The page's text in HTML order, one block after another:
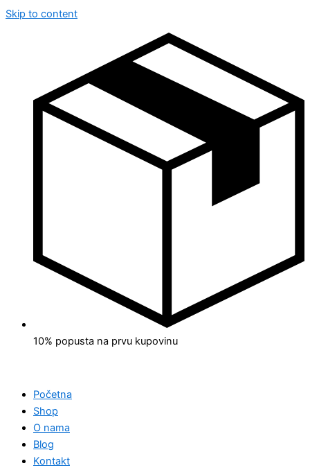
Skip to content
10% popusta na prvu kupovinu
Početna
Shop
O nama
Blog
Kontakt